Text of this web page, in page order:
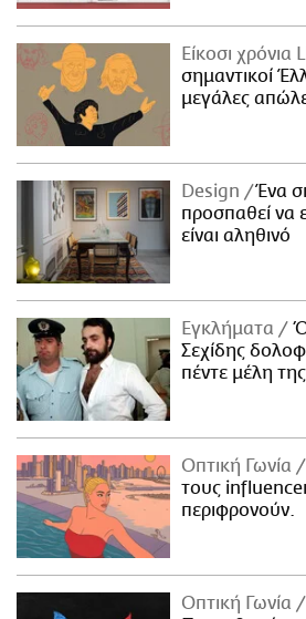
CITY GUIDE
ΑΜΠΑ
PRINT
Είκοσι χρόνια
σημαντικοί
μεγάλες
Design
Ένα
προσπαθεί να
είναι αληθινό
Εγκλήματα
Σεχίδης
πέντε μέλη
Οπτική Γωνία
τους
περιφρονούν.
Οπτική Γωνία